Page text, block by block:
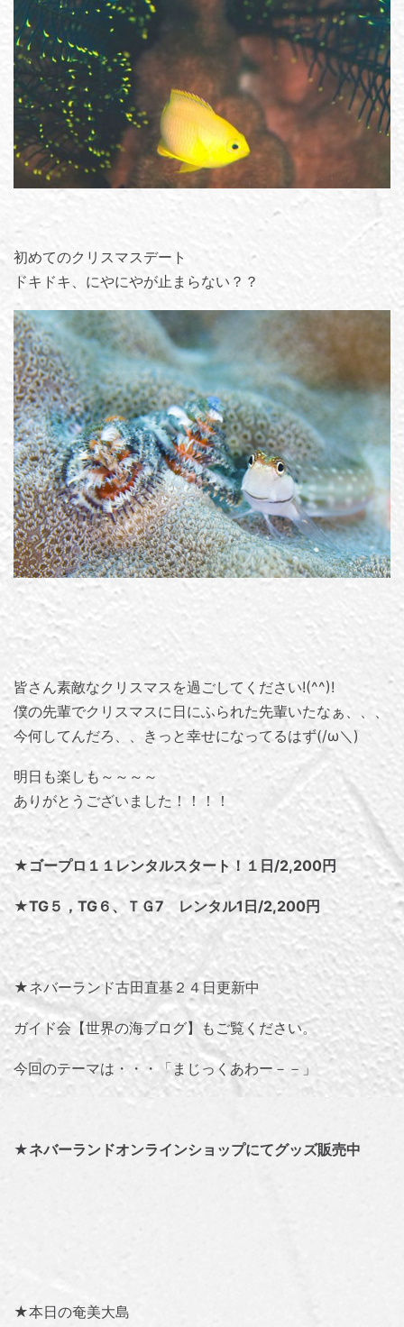
初めてのクリスマスデート
ドキドキ、にやにやが止まらない？？
皆さん素敵なクリスマスを過ごしてください!(^^)!
僕の先輩でクリスマスに日にふられた先輩いたなぁ、、、
今何してんだろ、、きっと幸せになってるはず(/ω＼)
明日も楽しも～～～～
ありがとうございました！！！！
★ゴープロ１１レンタルスタート！１日/2,200円
★TG５，TG６、ＴＧ7 レンタル1日/2,200円
★ネバーランド古田直基２４日更新中
ガイド会【世界の海ブログ】 もご覧ください。
今回のテーマは・・・「まじっくあわー－－ 」
★ネバーランドオンラインショップにてグッズ販売中
★本日の奄美大島